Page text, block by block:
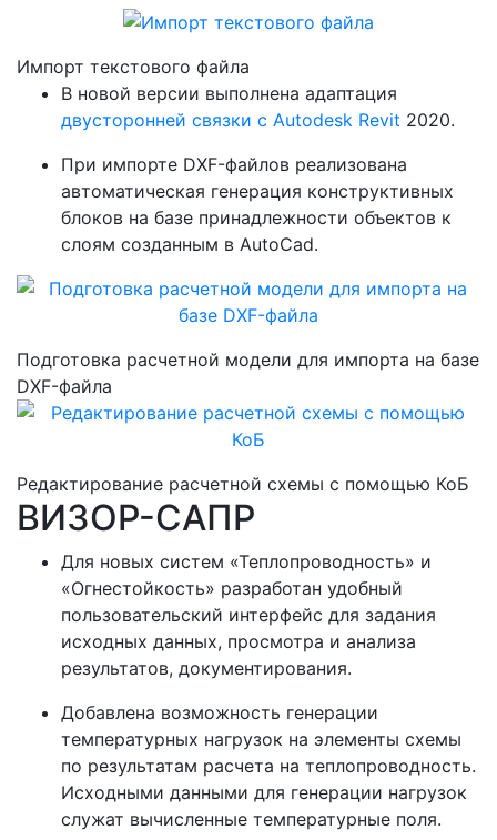
Импорт текстового файла
В новой версии выполнена адаптация
двусторонней связки с Autodesk Revit 2020.
При импорте DXF-файлов реализована
автоматическая генерация конструктивных
блоков на базе принадлежности объектов к
слоям созданным в AutoCad.
Подготовка расчетной модели для импорта на базе
DXF-файла
Редактирование расчетной схемы с помощью КоБ
ВИЗОР-САПР
Для новых систем «Теплопроводность» и
«Огнестойкость» разработан удобный
пользовательский интерфейс для задания
исходных данных, просмотра и анализа
результатов, документирования.
Добавлена возможность генерации
температурных нагрузок на элементы схемы
по результатам расчета на теплопроводность.
Исходными данными для генерации нагрузок
служат вычисленные температурные поля.